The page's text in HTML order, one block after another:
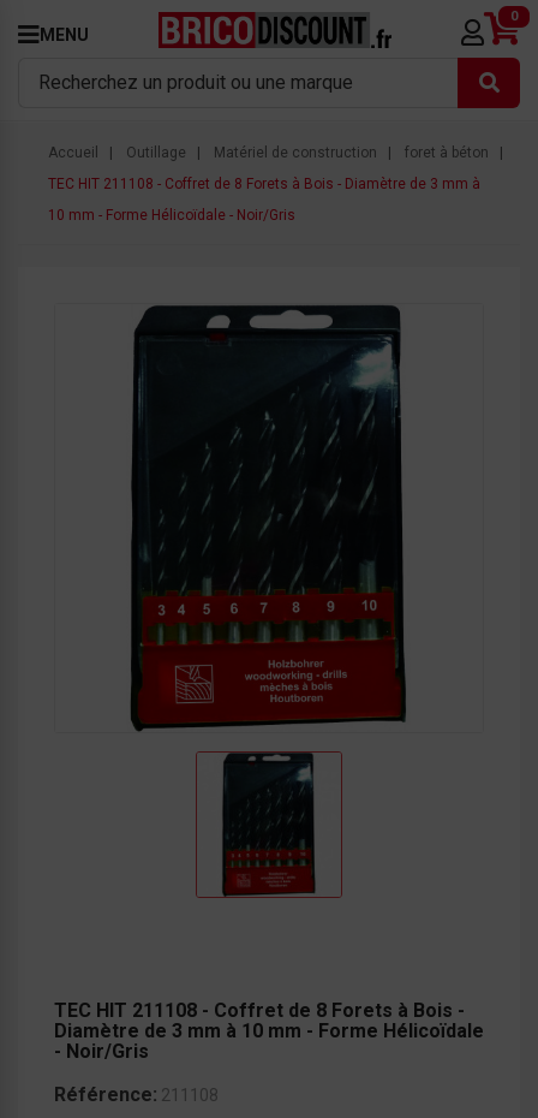
MENU
0
Accueil Outillage Matériel de construction
foret à béton
TEC HIT 211108 - Coffret de 8 Forets à Bois - Diamètre de 3 mm à
10 mm - Forme Hélicoïdale - Noir/Gris
TEC HIT 211108 - Coffret de 8 Forets à Bois -
Diamètre de 3 mm à 10 mm - Forme Hélicoïdale
- Noir/Gris
Référence: 211108